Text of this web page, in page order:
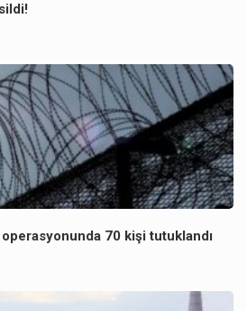
70 kişi tutuklandı